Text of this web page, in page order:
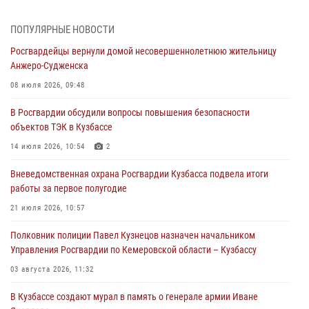
07 августа 2026, 05:32
С 1 сентября 2026 года вступает в силу новый федеральный закон о
частной охранной деятельности
06 августа 2026, 10:19
Росгвардейцы задержали предполагаемого виновника причинения
ножевого ранения кемеровчанину
06 августа 2026, 09:18
Росгвардейцы задержали мужчину, повредившего имущество
горожанки
06 августа 2026, 08:17
Росгвардейцы пресекли противоправные действия и защитили
новокузнечанку от агрессивного знакомого
06 августа 2026, 07:16
ПОПУЛЯРНЫЕ НОВОСТИ
Росгвардейцы вернули домой несовершеннолетнюю жительницу
Анжеро-Судженска
08 июля 2026, 09:48
В Росгвардии обсудили вопросы повышения безопасности
объектов ТЭК в Кузбассе
14 июля 2026, 10:54 2
Вневедомственная охрана Росгвардии Кузбасса подвела итоги
работы за первое полугодие
21 июля 2026, 10:57
Полковник полиции Павел Кузнецов назначен начальником
Управления Росгвардии по Кемеровской области – Кузбассу
03 августа 2026, 11:32
В Кузбассе создают мурал в память о генерале армии Иване